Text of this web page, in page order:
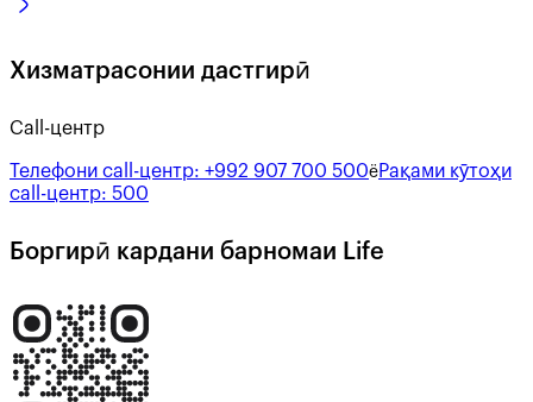
Хизматрасонии дастгирӣ
Call-центр
Телефони call-центр: +992 907 700 500ёРақами кӯтоҳи
call-центр: 500
Боргирӣ кардани барномаи Life